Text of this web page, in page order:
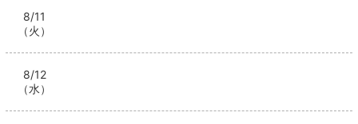
8/11
（火）
8/12
（水）